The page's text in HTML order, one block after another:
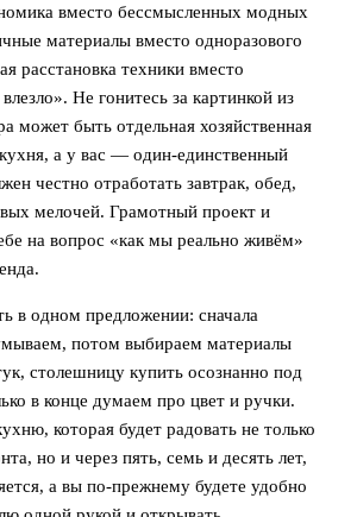
вместо бессмысленных модных
материалы вместо одноразового
расстановка техники вместо
Не гонитесь за картинкой из
может быть отдельная хозяйственная
а у вас — один‑единственный
честно отработать завтрак, обед,
мелочей. Грамотный проект и
на вопрос «как мы реально живём»
в одном предложении: сначала
потом выбираем материалы
столешницу купить осознанно под
в конце думаем про цвет и ручки.
которая будет радовать не только
но и через пять, семь и десять лет,
а вы по-прежнему будете удобно